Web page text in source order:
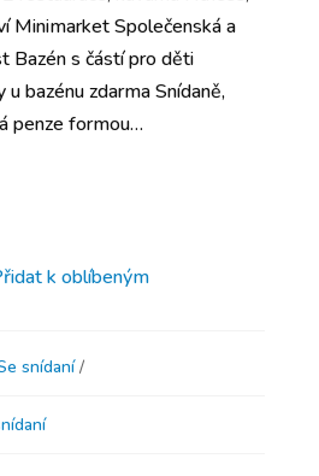
Minimarket Společenská a
Bazén s částí pro děti
u bazénu zdarma Snídaně,
penze formou…
k oblíbeným
snídaní